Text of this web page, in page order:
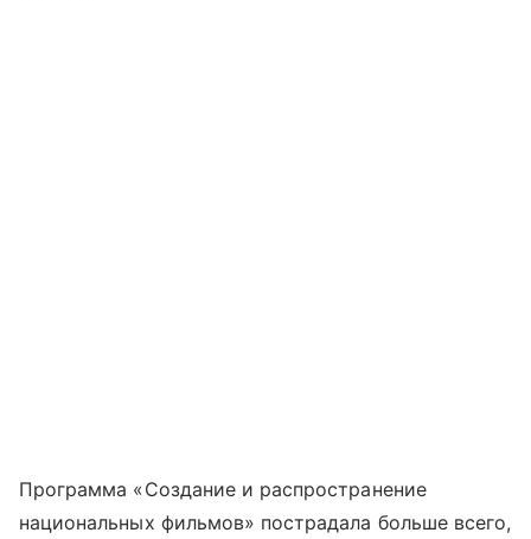
Программа «Создание и распространение
национальных фильмов» пострадала больше всего,